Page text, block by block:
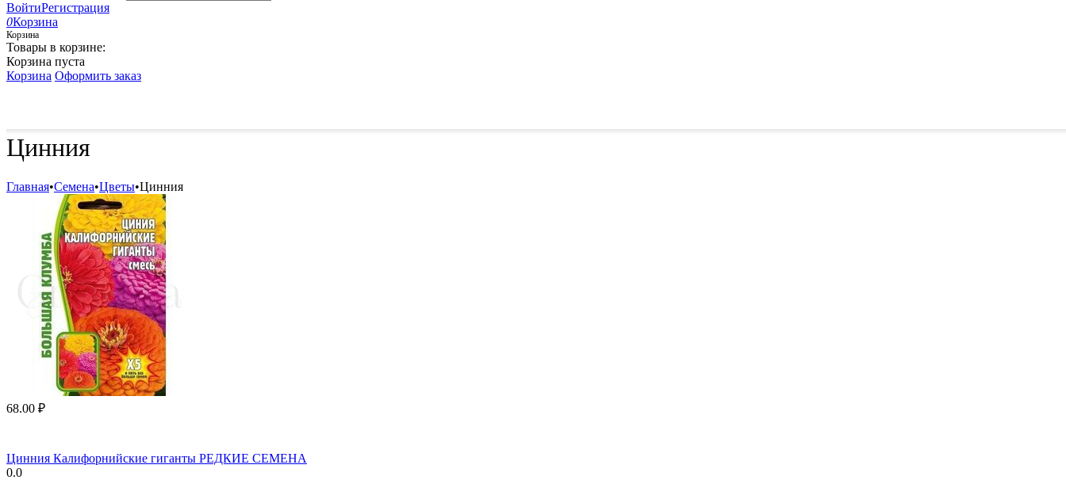
ВойтиРегистрация
Корзина
0Корзина
Товары в корзине:
Корзина пуста
Корзина Оформить заказ
Цинния
Главная•Семена•Цветы•Цинния
68.00 ₽
Цинния Калифорнийские гиганты РЕДКИЕ СЕМЕНА
0.0